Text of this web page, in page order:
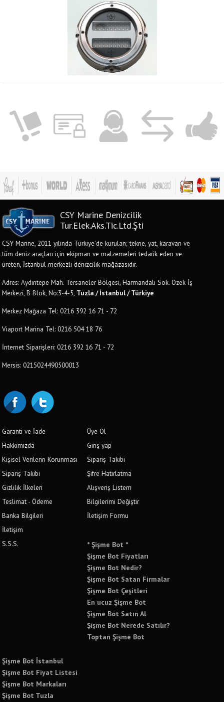
CSY Marine Denizcilik
Tur.Elek.Aks.Tic.Ltd.Şti
CSY Marine, 2011 yılında Türkiye'de kurulan; tekne, yat, karavan ve
tüm deniz araçları için ekipman ve malzemeleri tedarik eden ve
üreten, İstanbul merkezli denizcilik mağazasıdır.
Adres: Aydıntepe Mah. Tersaneler Bölgesi, Harmandalı Sok. Özek İş
Merkezi, B Blok, No:3-4-5, Tuzla / İstanbul / Türkiye
Merkez Mağaza Tel: 0216 392 16 71 - 72
Viaport Marina Tel: 0216 504 18 76
İnternet Siparişleri: 0216 392 16 71 - 72
Mersis: 0215024490500013
Garanti ve İade
Hakkımızda
Kişisel Verilerin Korunması
Sipariş Takibi
Gizlilik İlkeleri
Teslimat - Ödeme
Banka Bilgileri
İletişim
S.S.S.
Üye Ol
Giriş yap
Sipariş Takibi
Şifre Hatırlatma
Alışveriş Listem
Bilgilerimi Değiştir
İletişim Formu
* Şişme Bot *
Şişme Bot Fiyatları
Şişme Bot Nedir?
Şişme Bot Satan Firmalar
Şişme Bot Çeşitleri
En ucuz Şişme Bot
Şişme Bot Satın Al
Şişme Bot Nerede Satılır?
Toptan Şişme Bot
Şişme Bot İstanbul
Şişme Bot Fiyat Listesi
Şişme Bot Markaları
Şişme Bot Tuzla